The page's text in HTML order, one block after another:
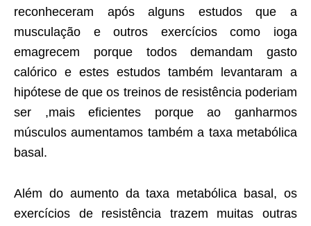
reconheceram após alguns estudos que a
musculação e outros exercícios como ioga
emagrecem porque todos demandam gasto
calórico e estes estudos também levantaram a
hipótese de que os treinos de resistência poderiam
ser ,mais eficientes porque ao ganharmos
músculos aumentamos também a taxa metabólica
basal.
Além do aumento da taxa metabólica basal, os
exercícios de resistência trazem muitas outras